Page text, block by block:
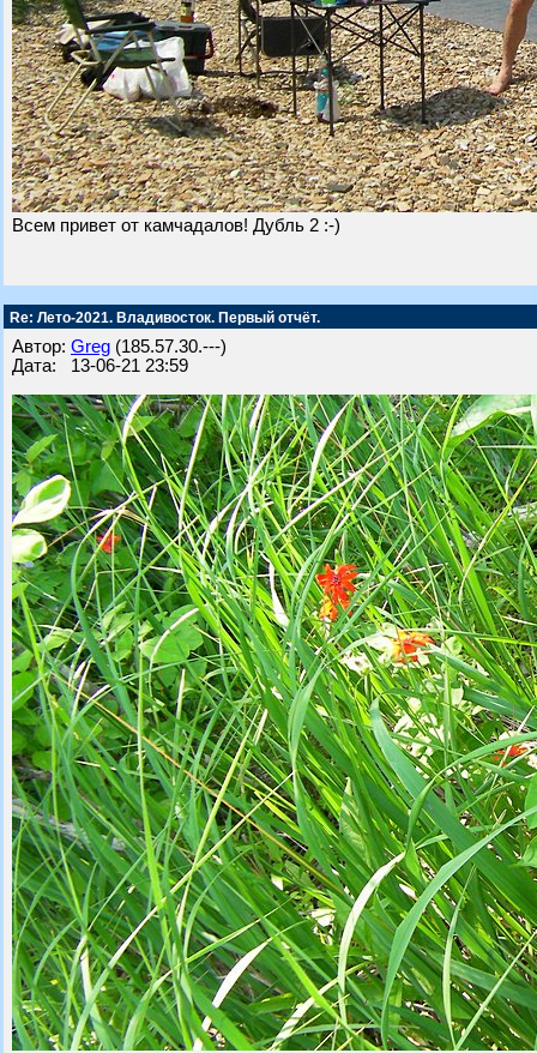
Всем привет от камчадалов! Дубль 2 :-)
Re: Лето-2021. Владивосток. Первый отчёт.
Автор: Greg (185.57.30.---)
Дата: 13-06-21 23:59